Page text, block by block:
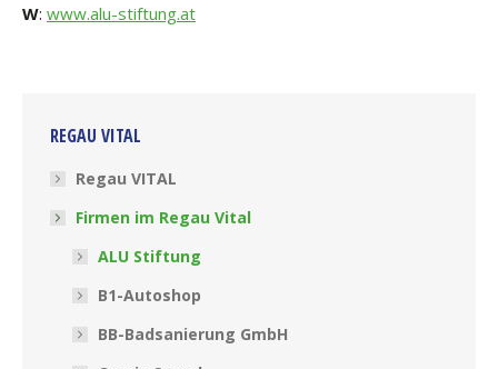
W: www.alu-stiftung.at
REGAU VITAL
Regau VITAL
Firmen im Regau Vital
ALU Stiftung
B1-Autoshop
BB-Badsanierung GmbH